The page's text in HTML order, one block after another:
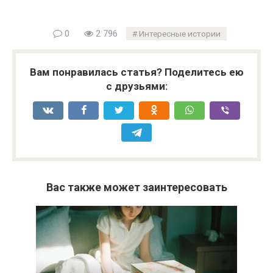
0 2 796 Интересные истории
Вам понравилась статья? Поделитесь ею
с друзьями:
Вас также может заинтересовать